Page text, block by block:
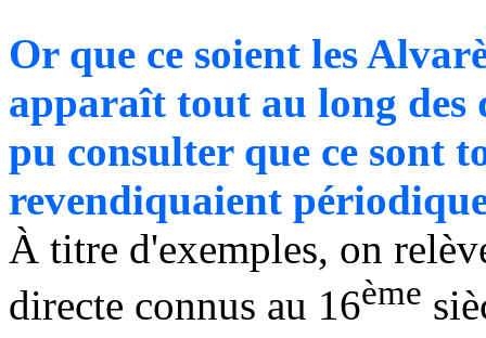
Or que ce soient les
apparaît tout au long des
pu consulter que ce sont
revendiquaient
À titre d'exemples, on
directe connus au 16ème